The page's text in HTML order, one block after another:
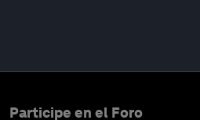
Participe en el Foro